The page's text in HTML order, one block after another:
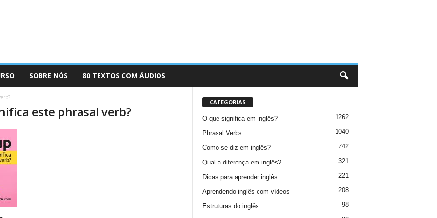
SOBRE NÓS 80 TEXTOS COM ÁUDIOS
este phrasal verb?
CATEGORIAS
O que significa em inglês? 1262
Phrasal Verbs 1040
Como se diz em inglês? 742
Qual a diferença em inglês? 321
Dicas para aprender inglês 221
Aprendendo inglês com vídeos 208
Estruturas do inglês 98